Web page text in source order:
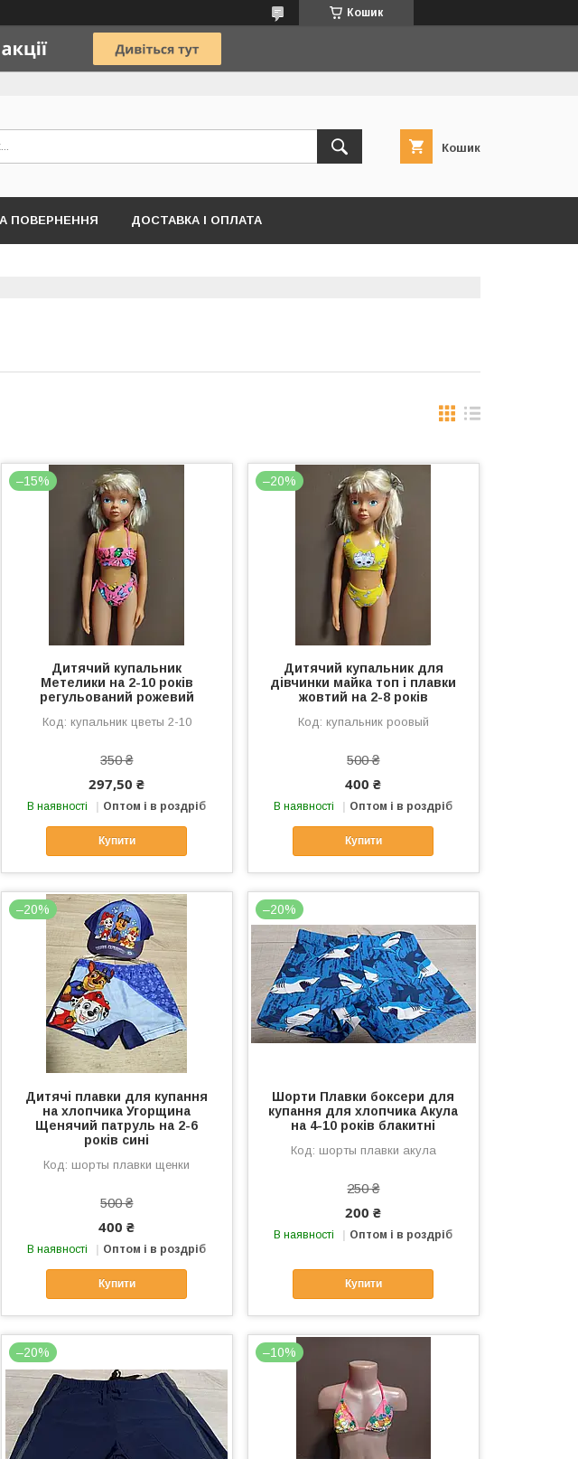
Кошик
Кошик
ПОВЕРНЕННЯ ДОСТАВКА І ОПЛАТА
–15%
Дитячий купальник
Метелики на 2-10 років
регульований рожевий
купальник цветы 2-10
350 ₴
297,50 ₴
В наявності Оптом і в роздріб
Купити
–20%
Дитячий купальник для
дівчинки майка топ і плавки
жовтий на 2-8 років
купальник роовый
500 ₴
400 ₴
В наявності Оптом і в роздріб
Купити
–20%
Дитячі плавки для купання
на хлопчика Угорщина
Щенячий патруль на 2-6
років сині
шорты плавки щенки
500 ₴
400 ₴
В наявності Оптом і в роздріб
Купити
–20%
Шорти Плавки боксери для
купання для хлопчика Акула
на 4-10 років блакитні
шорты плавки акула
250 ₴
200 ₴
В наявності Оптом і в роздріб
Купити
–20% –10%